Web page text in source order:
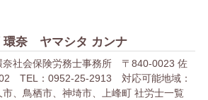
環奈 ヤマシタ カンナ
奈社会保険労務士事務所 〒840-0023 佐
TEL：0952-25-2913 対応可能地域：
、鳥栖市、神埼市、上峰町 社労士一覧